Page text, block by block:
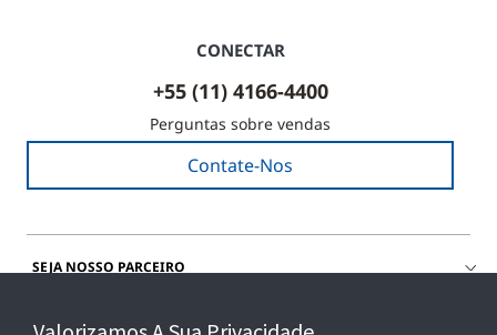
CONECTAR
+55 (11) 4166-4400
Perguntas sobre vendas
Contate-Nos
SEJA NOSSO PARCEIRO